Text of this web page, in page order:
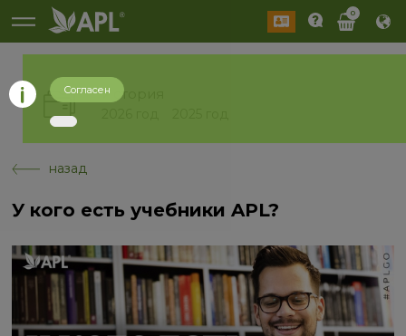
0
История
назад
У кого есть учебники APL?
Согласен